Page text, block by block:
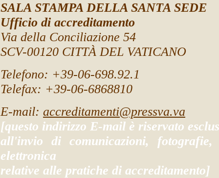
SALA STAMPA DELLA SANTA SEDE
Ufficio di accreditamento
Via della Conciliazione 54
SCV-00120 CITTÀ DEL VATICANO
Telefono: +39-06-698.92.1
Telefax: +39-06-6868810
E-mail: accreditamenti@pressva.va
[questo indirizzo E-mail è riservato
all'invio di comunicazioni,
elettronica
relative alle pratiche di accreditamento]